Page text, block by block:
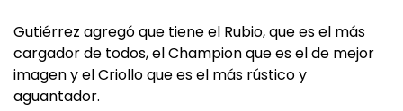
Gutiérrez agregó que tiene el Rubio, que es el más
cargador de todos, el Champion que es el de mejor
imagen y el Criollo que es el más rústico y
aguantador.